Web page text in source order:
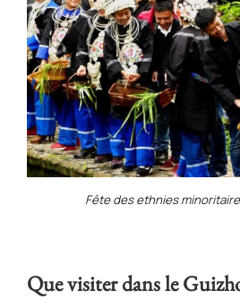
Fête des ethnies
Que visiter dans le